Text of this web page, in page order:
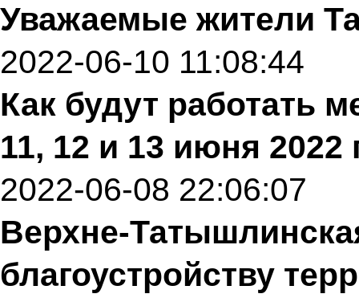
Уважаемые жители
2022-06-10 11:08:44
Как будут работать
11, 12 и 13 июня 2022
2022-06-08 22:06:07
Верхне-
благоустройству